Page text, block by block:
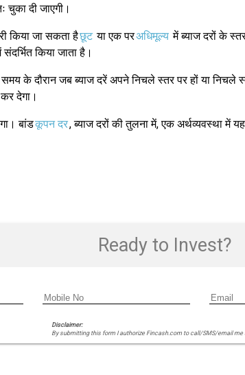
चुका दी जाएगी।
किया जा सकता हैछूट या एक परअधिमूल्य में ब्याज दरों के
किया जाता है।
के दौरान जब ब्याज दरें अपने निचले स्तर पर हों या निचले
देगा।
बांडकूपन दर, ब्याज दरों की तुलना में, एक अर्थव्यवस्था में
Ready to Invest?
Disclaimer:
By submitting this form I authorize Fincash.com to call/SMS/email